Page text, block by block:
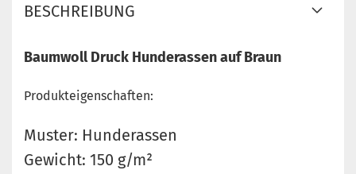
BESCHREIBUNG
Baumwoll Druck Hunderassen auf Braun
Produkteigenschaften:
Muster: Hunderassen
Gewicht: 150 g/m²